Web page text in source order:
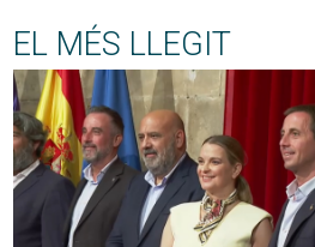
EL MÉS LLEGIT